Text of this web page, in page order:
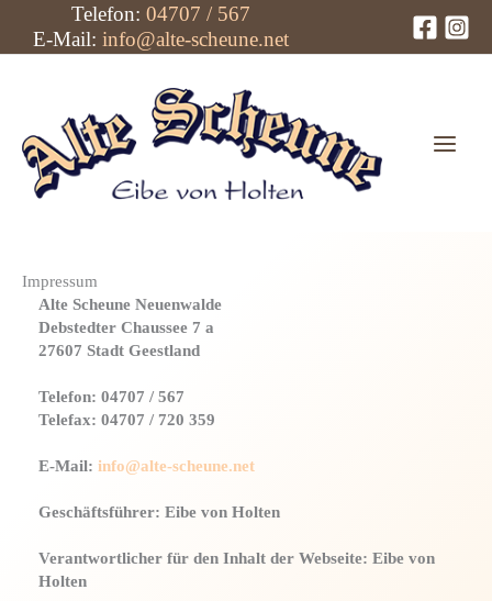
Inhalt
springen
Telefon: 04707 / 567
E-Mail: info@alte-scheune.net
Impressum
Alte Scheune Neuenwalde
Debstedter Chaussee 7 a
27607 Stadt Geestland
Telefon: 04707 / 567
Telefax: 04707 / 720 359
E-Mail: info@alte-scheune.net
Geschäftsführer: Eibe von Holten
Verantwortlicher für den Inhalt der Webseite: Eibe von
Holten